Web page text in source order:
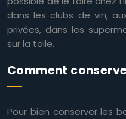
dans les clubs de vin,
privées, dans les
sur la toile.
Comment
Pour bien conserver les